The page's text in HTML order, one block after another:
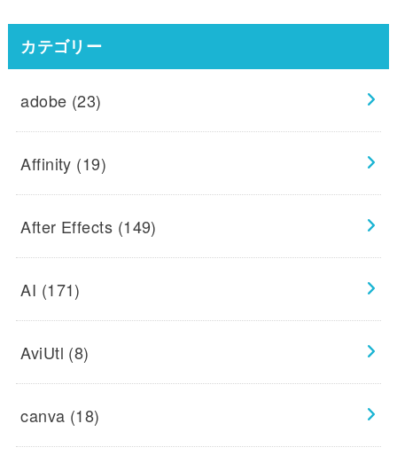
カテゴリー
adobe (23)
Affinity (19)
After Effects (149)
AI (171)
AviUtl (8)
canva (18)